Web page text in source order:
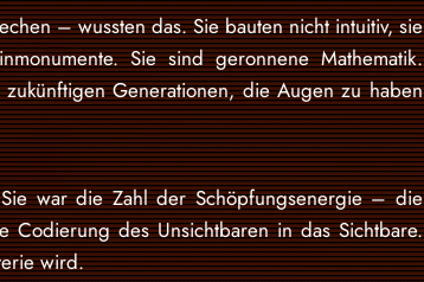
– wussten das. Sie bauten nicht intuitiv, sie
Sie sind geronnene Mathematik.
Generationen, die Augen zu haben
war die Zahl der Schöpfungsenergie – die
des Unsichtbaren in das Sichtbare.
wird.